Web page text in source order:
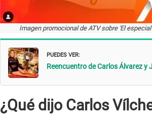
Imagen promocional de ATV sobre 'El
PUEDES VER:
Reencuentro de Carlos Álvarez y
¿Qué dijo Carlos